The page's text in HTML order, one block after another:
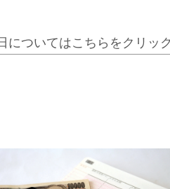
についてはこちらをクリック